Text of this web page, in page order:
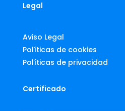
Legal
Aviso Legal
Políticas de cookies
Políticas de privacidad
Certificado